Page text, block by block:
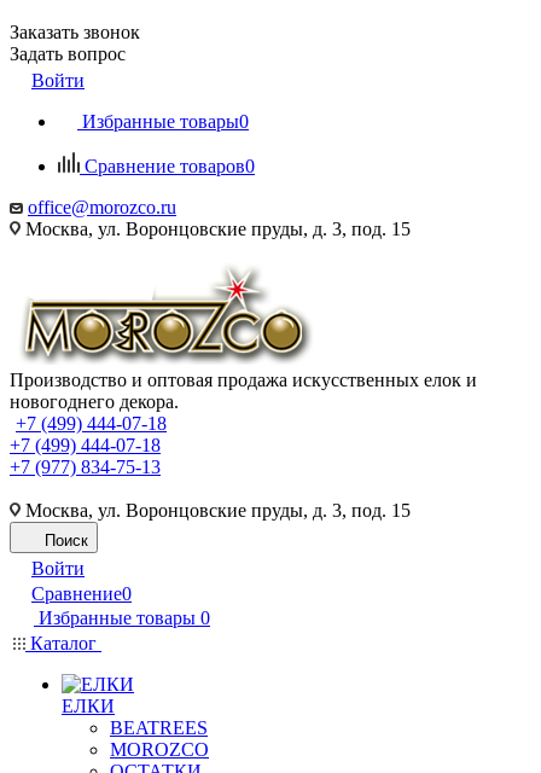
Заказать звонок
Задать вопрос
Войти
Избранные товары0
Сравнение товаров0
office@morozco.ru
Москва, ул. Воронцовские пруды, д. 3, под. 15
Производство и оптовая продажа искусственных елок и
новогоднего декора.
+7 (499) 444-07-18
+7 (499) 444-07-18
+7 (977) 834-75-13
Москва, ул. Воронцовские пруды, д. 3, под. 15
Поиск
Войти
Сравнение0
Избранные товары 0
Каталог
ЕЛКИ
BEATREES
MOROZCO